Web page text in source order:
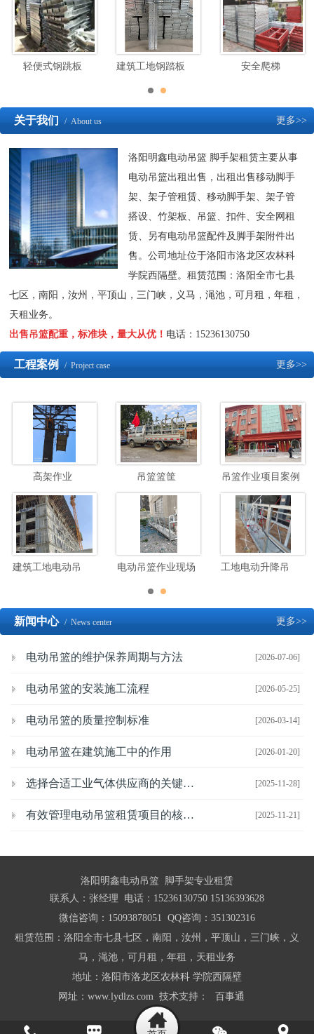
轻便式钢跳板 安全爬梯
更多>>
关于我们/ About us
洛阳明鑫电动吊篮 脚手架租赁主要从事
电动吊篮出租出售，出租出售移动脚手
架、架子管租赁、移动脚手架、架子管
搭设、竹架板、吊篮、扣件、安全网租
赁、另有电动吊篮配件及脚手架附件出
售。公司地址位于洛阳市洛龙区农林科
学院西隔壁。租赁范围：洛阳全市七县
七区，南阳，汝州，平顶山，三门峡，义马，渑池，可月租，年租，
天租业务。
出售吊篮配重，标准块，量大从优！ 电话：15236130750
更多>>
工程案例/ Project case
高架作业 吊篮篮筐 吊篮作业项目案例
电动吊篮作业现场
更多>>
新闻中心/ News center
[2026-07-06]
电动吊篮的维护保养周期与方法
[2026-05-25]
电动吊篮的安装施工流程
[2026-03-14]
电动吊篮的质量控制标准
[2026-01-20]
电动吊篮在建筑施工中的作用
[2025-11-28]
选择合适工业气体供应商的关键考虑因素
[2025-11-21]
有效管理电动吊篮租赁项目的核心策略
洛阳明鑫电动吊篮 脚手架专业租赁
联系人：张经理 电话：15236130750 15136393628
微信咨询：15093878051 QQ咨询：351302316
租赁范围：洛阳全市七县七区，南阳，汝州，平顶山，三门峡，义
马，渑池，可月租，年租，天租业务
地址：洛阳市洛龙区农林科 学院西隔壁
网址：www.lydlzs.com 技术支持：
百事通